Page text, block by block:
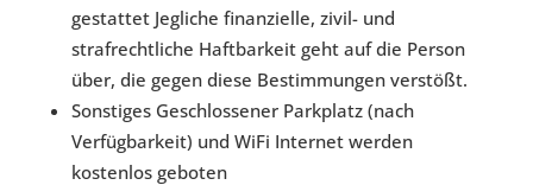
gestattet Jegliche finanzielle, zivil- und
strafrechtliche Haftbarkeit geht auf die Person
über, die gegen diese Bestimmungen verstößt.
Sonstiges Geschlossener Parkplatz (nach
Verfügbarkeit) und WiFi Internet werden
kostenlos geboten